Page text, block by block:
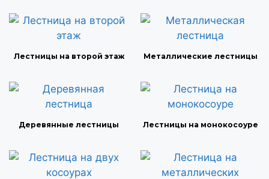
Лестницы на второй этаж Металлические лестницы
Деревянные лестницы Лестницы на монокосоуре